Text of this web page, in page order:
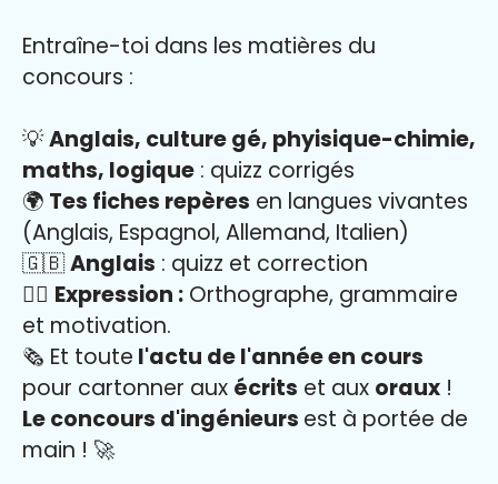
Entraîne-toi dans les matières du
concours :
💡Anglais, culture gé, phyisique-chimie,
maths, logique : quizz corrigés
🌍 Tes fiches repères en langues vivantes
(Anglais, Espagnol, Allemand, Italien)
🇬🇧Anglais : quizz et correction
✍🏼 Expression : Orthographe, grammaire
et motivation.
🗞️ Et toute l'actu de l'année en cours
pour cartonner aux écrits et aux oraux !
Le concours d'ingénieurs est à portée de
main ! 🚀